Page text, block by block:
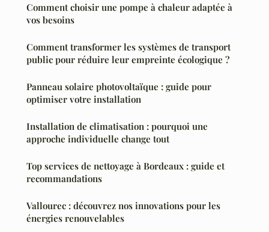
Comment choisir une pompe à chaleur adaptée à
vos besoins
Comment transformer les systèmes de transport
public pour réduire leur empreinte écologique ?
Panneau solaire photovoltaïque : guide pour
optimiser votre installation
Installation de climatisation : pourquoi une
approche individuelle change tout
Top services de nettoyage à Bordeaux : guide et
recommandations
Vallourec : découvrez nos innovations pour les
énergies renouvelables